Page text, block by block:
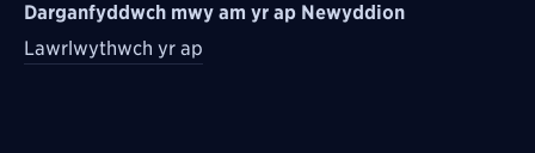
Darganfyddwch mwy am yr ap Newyddion
Lawrlwythwch yr ap